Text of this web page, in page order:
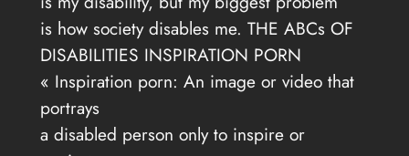
is how society disables me. THE ABCs OF
DISABILITIES INSPIRATION PORN
« Inspiration porn: An image or video that
portrays
a disabled person only to inspire or